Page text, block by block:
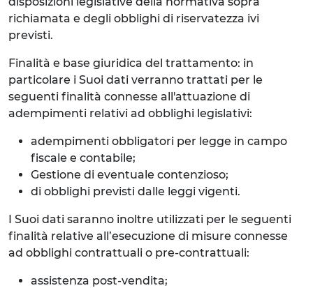
richiamata e degli obblighi di riservatezza ivi
previsti.
Finalità e base giuridica del trattamento: in
particolare i Suoi dati verranno trattati per le
seguenti finalità connesse all'attuazione di
adempimenti relativi ad obblighi legislativi:
adempimenti obbligatori per legge in campo
fiscale e contabile;
Gestione di eventuale contenzioso;
di obblighi previsti dalle leggi vigenti.
I Suoi dati saranno inoltre utilizzati per le seguenti
finalità relative all’esecuzione di misure connesse
ad obblighi contrattuali o pre-contrattuali:
assistenza post-vendita;